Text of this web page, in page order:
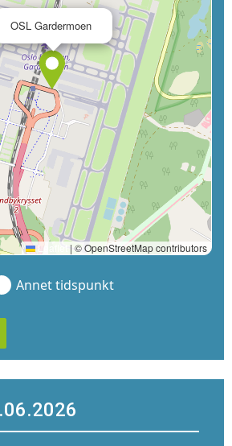
OSL Gardermoen
Leaflet | © OpenStreetMap contributors
Annet tidspunkt